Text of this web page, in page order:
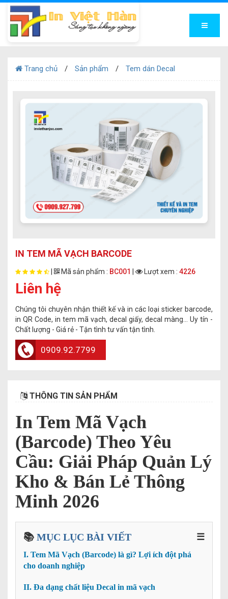
Trang chủ Sản phẩm Tem dán Decal
IN TEM MÃ VẠCH BARCODE
Mã sản phẩm : BC001 Lượt xem : 4226
Liên hệ
Chúng tôi chuyên nhận thiết kế và in các loại sticker barcode,
in QR Code, in tem mã vạch, decal giấy, decal màng... Uy tín -
Chất lượng - Giá rẻ - Tận tình tư vấn tận tình.
0909.92.7799
THÔNG TIN SẢN PHẨM
In Tem Mã Vạch
(Barcode) Theo Yêu
Cầu: Giải Pháp Quản Lý
Kho & Bán Lẻ Thông
Minh 2026
📚 MỤC LỤC BÀI VIẾT ☰
I. Tem Mã Vạch (Barcode) là gì? Lợi ích đột phá
cho doanh nghiệp
II. Đa dạng chất liệu Decal in mã vạch